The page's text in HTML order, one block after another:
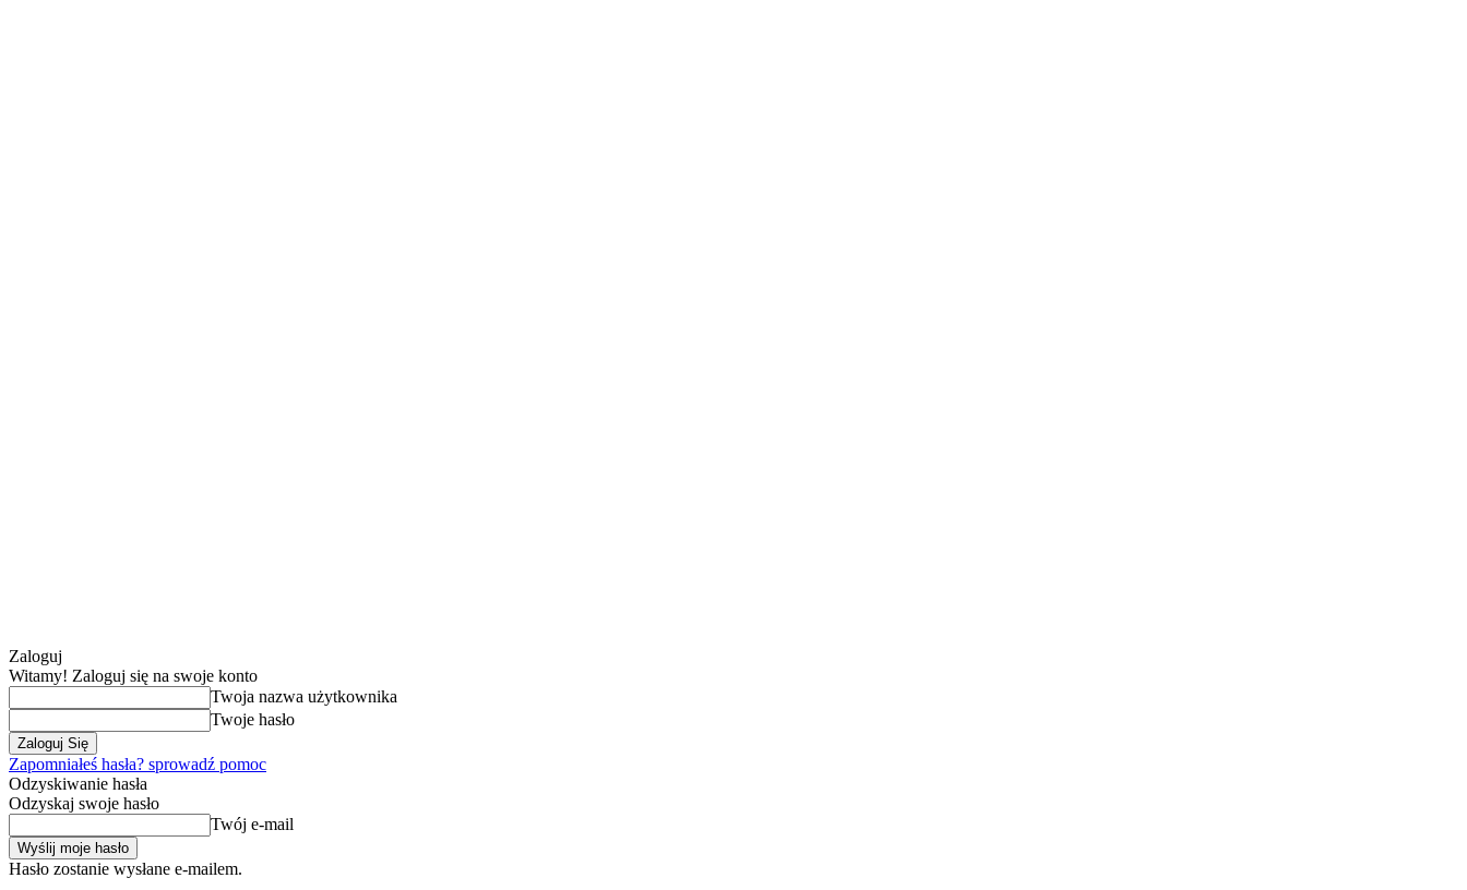
Zaloguj
Witamy! Zaloguj się na swoje konto
Twoja nazwa użytkownika
Twoje hasło
Zapomniałeś hasła? sprowadź pomoc
Odzyskiwanie hasła
Odzyskaj swoje hasło
Twój e-mail
Hasło zostanie wysłane e-mailem.